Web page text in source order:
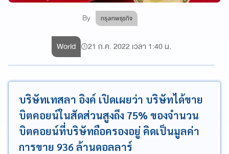
By กรุงเทพธุรกิจ
World 21 ก.ค. 2022 เวลา 1:40 น.
บริษัทเทสลา อิงค์ เปิดเผยว่า บริษัทได้ขาย
บิตคอยน์ในสัดส่วนสูงถึง 75% ของจำนวน
บิตคอยน์ที่บริษัทถือครองอยู่ คิดเป็นมูลค่า
การขาย 936 ล้านดอลลาร์